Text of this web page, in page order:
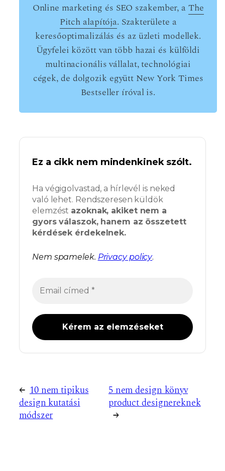
Online marketing és SEO szakember, a The
Pitch alapítója. Szakterülete a
keresőoptimalizálás és az üzleti modellek.
Ügyfelei között van több hazai és külföldi
multinacionális vállalat, technológiai
cégek, de dolgozik együtt New York Times
Bestseller íróval is.
Ez a cikk nem mindenkinek szólt.
Ha végigolvastad, a hírlevél is neked
való lehet. Rendszeresen küldök
elemzést azoknak, akiket nem a
gyors válaszok, hanem az összetett
kérdések érdekelnek.
Nem spamelek. Privacy policy.
← 10 nem tipikus
design kutatási
módszer
5 nem design könyv
product designereknek
→